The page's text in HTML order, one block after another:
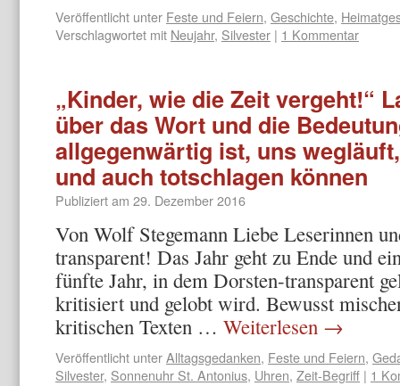
Veröffentlicht unter Feste und Feiern, Geschichte,
Verschlagwortet mit Neujahr, Silvester | 1 Kommentar
„Kinder, wie die Zeit vergeht!“
über das Wort und die
allgegenwärtig ist, uns
und auch totschlagen können
Publiziert am 29. Dezember 2016
Von Wolf Stegemann Liebe Leserinnen
transparent! Das Jahr geht zu Ende und
fünfte Jahr, in dem Dorsten-transparent
kritisiert und gelobt wird. Bewusst
kritischen Texten … Weiterlesen →
Veröffentlicht unterAlltagsgedanken, Feste und Feiern,
Silvester, Sonnenuhr St. Antonius, Uhren, Zeit-Begriff | 1